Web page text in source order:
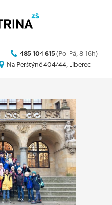
485 104 615 (Po-Pá, 8-16h)
Na Perštýně 404/44, Liberec